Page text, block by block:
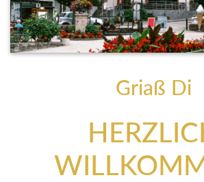
Griaß Di